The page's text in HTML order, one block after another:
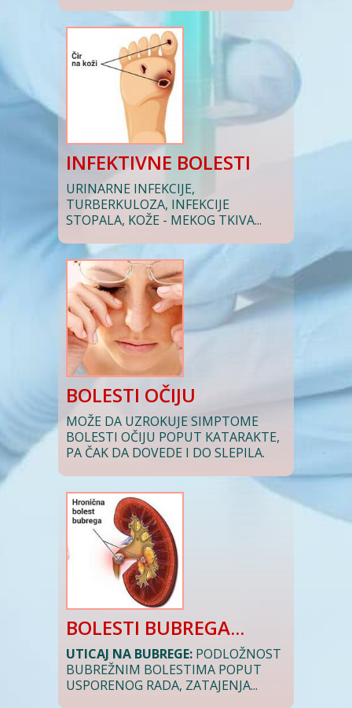
INFEKTIVNE BOLESTI
URINARNE INFEKCIJE,
TURBERKULOZA, INFEKCIJE
STOPALA, KOŽE - MEKOG TKIVA...
BOLESTI OČIJU
MOŽE DA UZROKUJE SIMPTOME
BOLESTI OČIJU POPUT KATARAKTE,
PA ČAK DA DOVEDE I DO SLEPILA.
BOLESTI BUBREGA...
UTICAJ NA BUBREGE: PODLOŽNOST
BUBREŽNIM BOLESTIMA POPUT
USPORENOG RADA, ZATAJENJA...